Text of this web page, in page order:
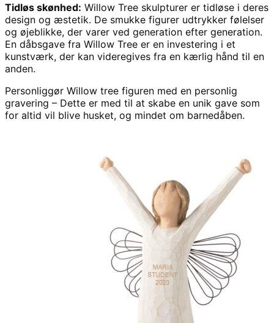
Tidløs skønhed: Willow Tree skulpturer er tidløse i deres
design og æstetik. De smukke figurer udtrykker følelser
og øjeblikke, der varer ved generation efter generation.
En dåbsgave fra Willow Tree er en investering i et
kunstværk, der kan videregives fra en kærlig hånd til en
anden.
Personliggør Willow tree figuren med en personlig
gravering – Dette er med til at skabe en unik gave som
for altid vil blive husket, og mindet om barnedåben.